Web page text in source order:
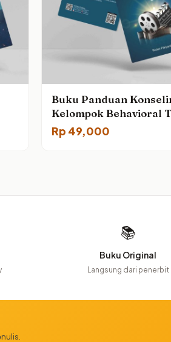
Buku Panduan
Kelompok Behavioral
Cinema Therapy Untuk
Meningkatkan Motivasi
Rp 49,000
📚
Buku Original
Langsung dari penerbit